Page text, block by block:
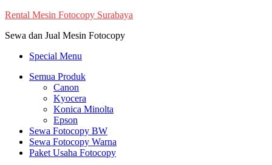
Skip
content
Rental Mesin Fotocopy Surabaya
Sewa dan Jual Mesin Fotocopy
Special Menu
Semua Produk
Canon
Kyocera
Konica Minolta
Epson
Sewa Fotocopy BW
Sewa Fotocopy Warna
Paket Usaha Fotocopy